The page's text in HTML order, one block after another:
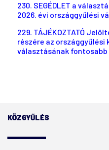
230. SEGÉDLET a
2026. évi országgyűlési
229. TÁJÉKOZTATÓ
részére az országgyűlési
választásának fontosabb
KÖZGYŰLÉS